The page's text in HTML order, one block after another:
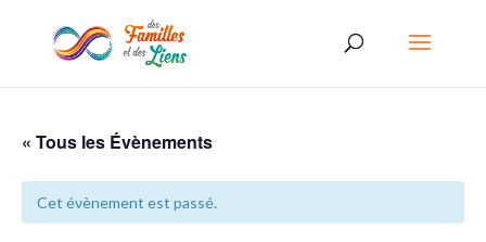
« Tous les Évènements
Cet évènement est passé.